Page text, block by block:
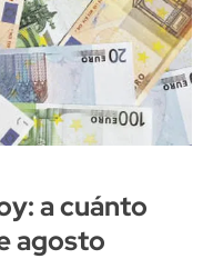
a cuánto
agosto